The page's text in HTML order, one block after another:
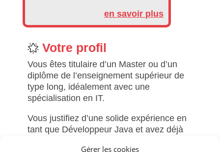
Gérer les cookies
en savoir plus
Votre profil
Vous êtes titulaire d’un Master ou d’un
diplôme de l’enseignement supérieur de
type long, idéalement avec une
spécialisation en IT.
Vous justifiez d’une solide expérience en
tant que Développeur Java et avez déjà